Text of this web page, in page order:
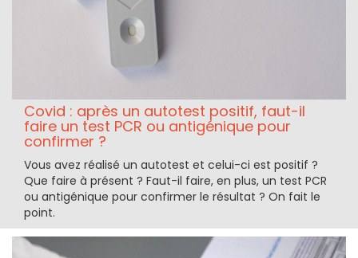
Covid : après un autotest positif, faut-il
faire un test PCR ou antigénique pour
confirmer ?
Vous avez réalisé un autotest et celui-ci est positif ?
Que faire à présent ? Faut-il faire, en plus, un test PCR
ou antigénique pour confirmer le résultat ? On fait le
point.